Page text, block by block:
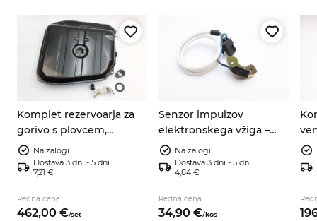
Komplet rezervoarja za
gorivo s plovcem,
tesnilom in cevjo –
Autobianchi A112
Na zalogi
Dostava 3 dni - 5 dni
7,21 €
Redna cena
462,00 €/set
Senzor impulzov
elektronskega vžiga –
Autobianchi A112 Abarth,
Fiat 124 Spider, 9937730
Na zalogi
Dostava 3 dni - 5 dni
4,84 €
Redna cena
34,90 €/kos